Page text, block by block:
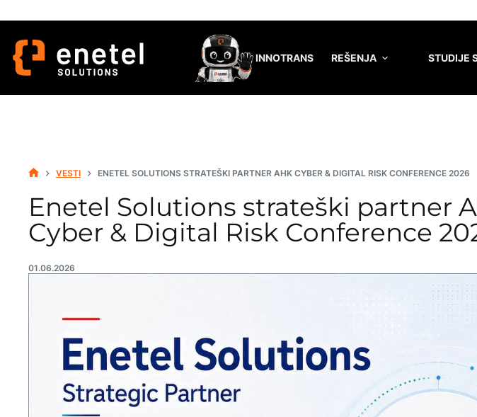
content
INNOTRANS REŠENJA STUDIJE
VESTI ENETEL SOLUTIONS STRATEŠKI PARTNER AHK CYBER & DIGITAL RISK CONFERENCE 2026
Enetel Solutions strateški partner
Cyber & Digital Risk Conference
01.06.2026